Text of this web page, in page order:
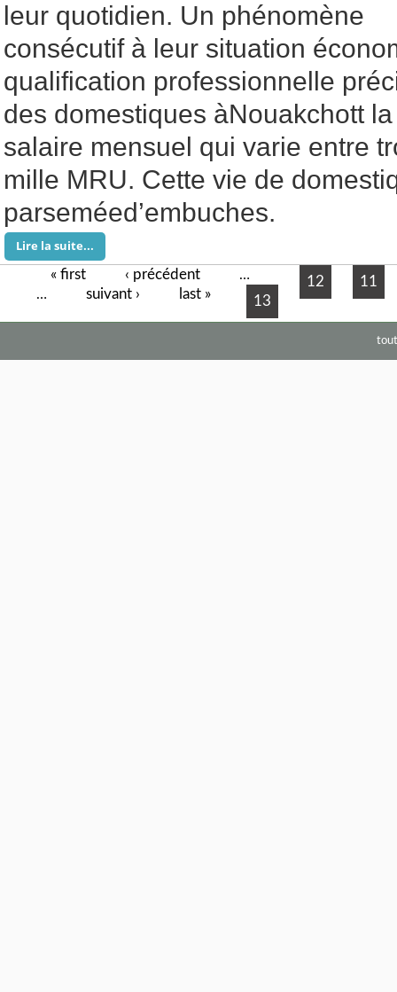
leur quotidien. Un phénomène
consécutif à leur situation
qualification professionnelle
des domestiques àNouakchott
salaire mensuel qui varie entre
mille MRU. Cette vie de
parseméed’embuches.
Lire la suite...
« first ‹ précédent … 11
12
13
… suivant › last »